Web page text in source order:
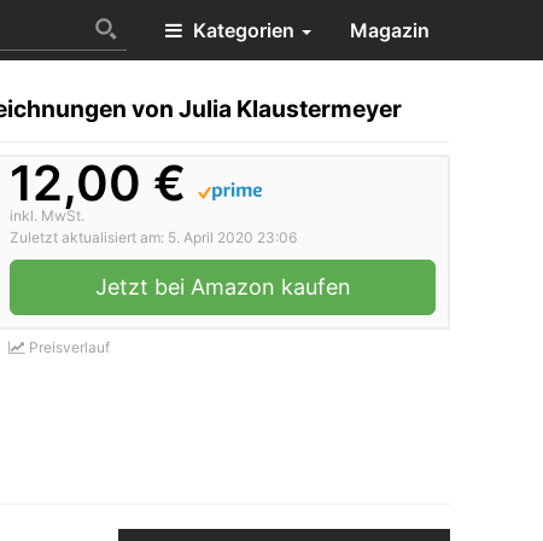
Kategorien Magazin
von Julia Klaustermeyer
12,00 €
inkl. MwSt.
Zuletzt aktualisiert am: 5. April 2020 23:06
Jetzt bei Amazon kaufen
Preisverlauf